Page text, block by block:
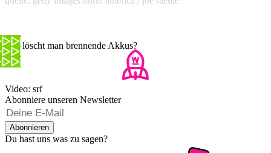
Wie löscht man brennende Akkus?
Video: srf
Abonniere unseren Newsletter
Abonnieren
Du hast uns was zu sagen?